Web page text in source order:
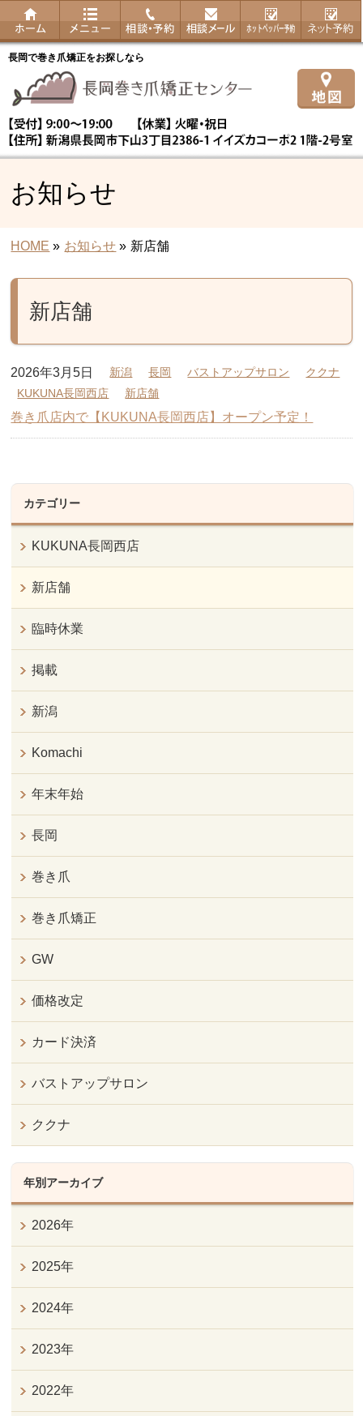
長岡で巻き爪矯正をお探しなら
お知らせ
HOME » お知らせ » 新店舗
新店舗
2026年3月5日 新潟 長岡 バストアップサロン
ククナ
KUKUNA長岡西店
新店舗
巻き爪店内で【KUKUNA長岡西店】オープン予定！
カテゴリー
KUKUNA長岡西店
新店舗
臨時休業
掲載
新潟
Komachi
年末年始
長岡
巻き爪
巻き爪矯正
GW
価格改定
カード決済
バストアップサロン
ククナ
年別アーカイブ
2026年
2025年
2024年
2023年
2022年